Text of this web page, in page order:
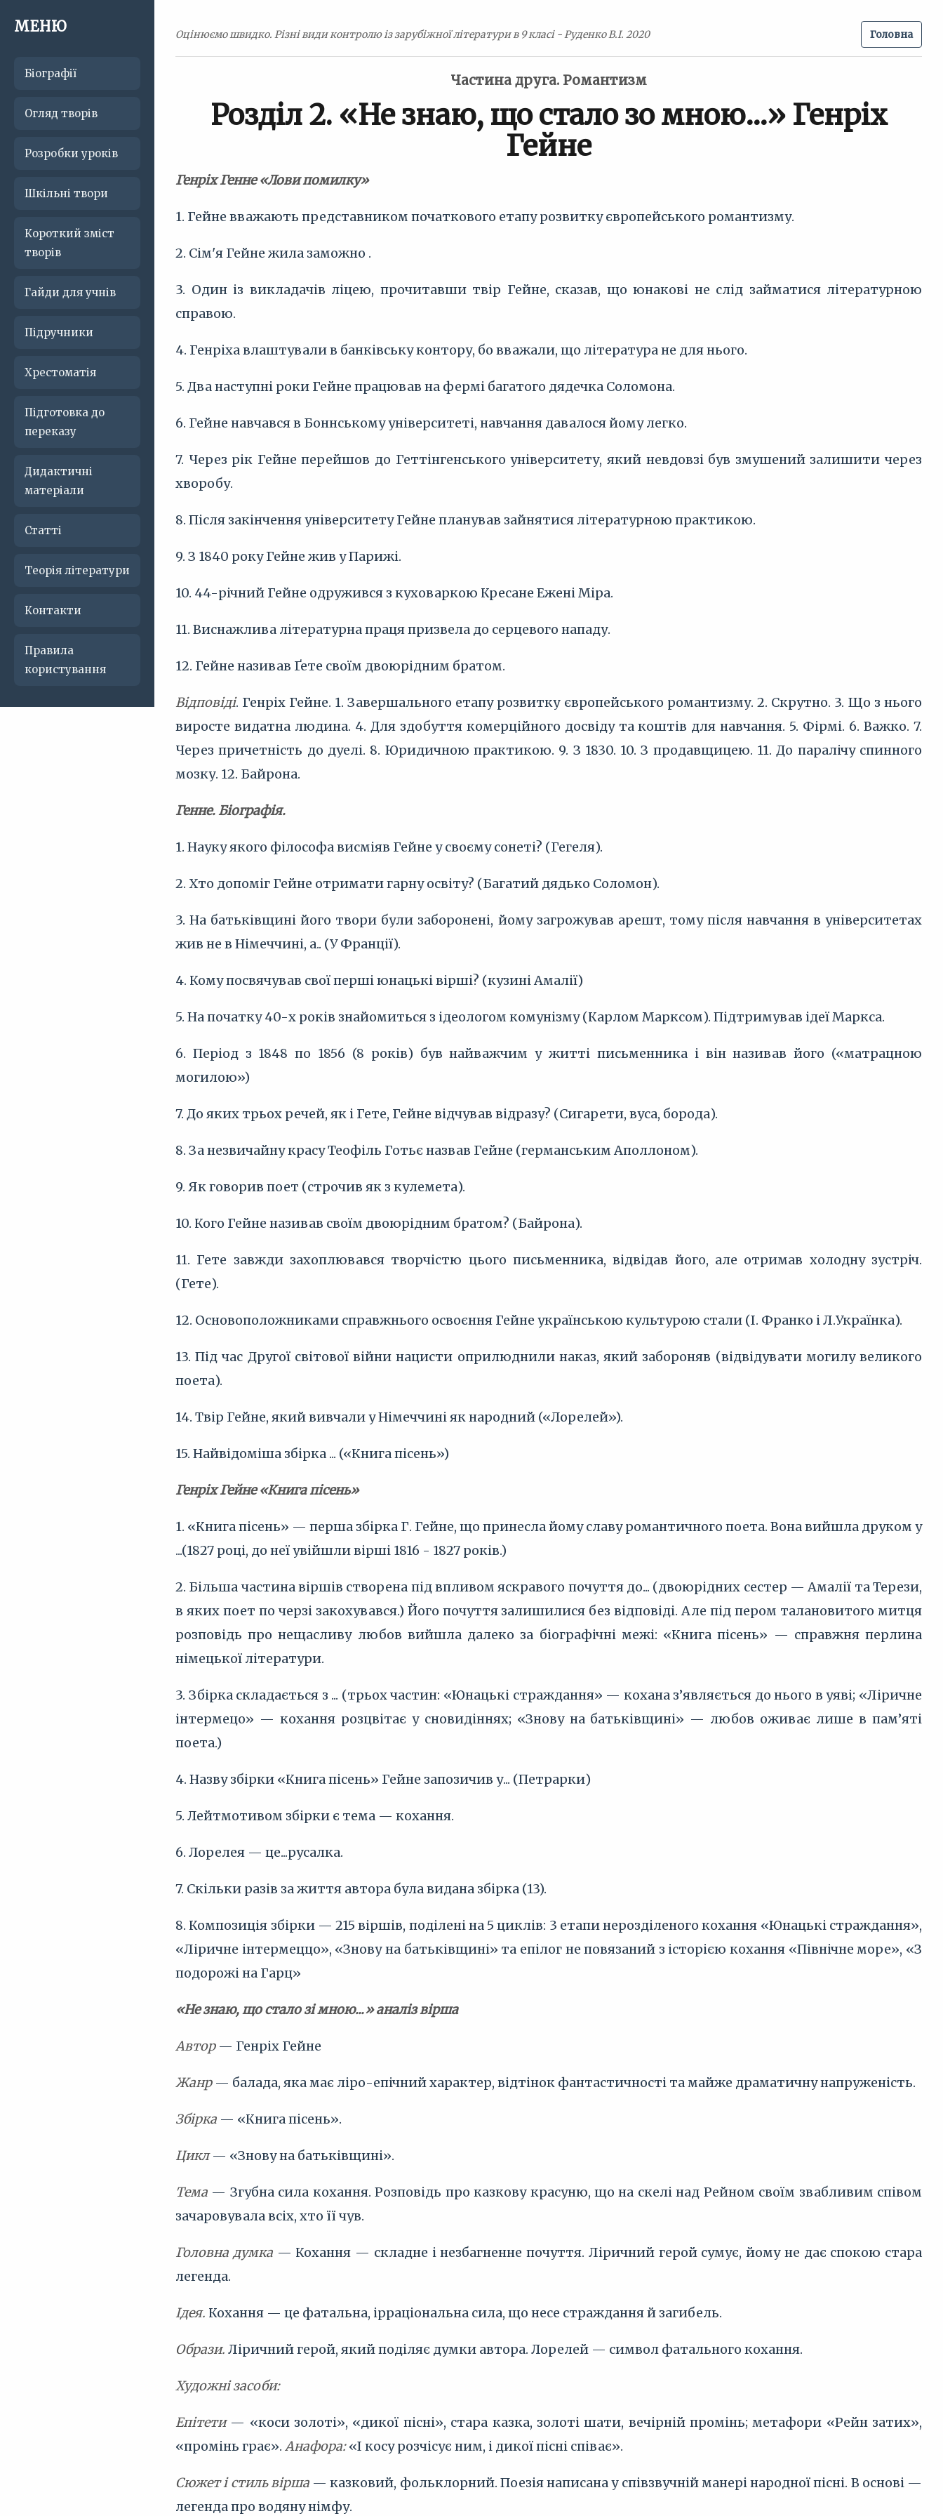
МЕНЮ
Біографії
Огляд творів
Розробки уроків
Шкільні твори
Короткий зміст
творів
Гайди для учнів
Підручники
Хрестоматія
Підготовка до
переказу
Дидактичні
матеріали
Статті
Теорія літератури
Контакти
Правила
користування
Оцінюємо швидко. Різні види контролю із зарубіжної літератури в 9 класі - Руденко В.І. 2020 Головна
Частина друга. Романтизм
Розділ 2. «Не знаю, що стало зо мною…» Генріх
Гейне
Генріх Генне «Лови помилку»
1. Гейне вважають представником початкового етапу розвитку європейського романтизму.
2. Сім'я Гейне жила заможно .
3. Один із викладачів ліцею, прочитавши твір Гейне, сказав, що юнакові не слід займатися літературною
справою.
4. Генріха влаштували в банківську контору, бо вважали, що література не для нього.
5. Два наступні роки Гейне працював на фермі багатого дядечка Соломона.
6. Гейне навчався в Боннському університеті, навчання давалося йому легко.
7. Через рік Гейне перейшов до Геттінгенського університету, який невдовзі був змушений залишити через
хворобу.
8. Після закінчення університету Гейне планував зайнятися літературною практикою.
9. З 1840 року Гейне жив у Парижі.
10. 44-річний Гейне одружився з куховаркою Кресане Ежені Міра.
11. Виснажлива літературна праця призвела до серцевого нападу.
12. Гейне називав Ґете своїм двоюрідним братом.
Відповіді. Генріх Гейне. 1. Завершального етапу розвитку європейського романтизму. 2. Скрутно. 3. Що з нього
виросте видатна людина. 4. Для здобуття комерційного досвіду та коштів для навчання. 5. Фірмі. 6. Важко. 7.
Через причетність до дуелі. 8. Юридичною практикою. 9. З 1830. 10. З продавщицею. 11. До паралічу спинного
мозку. 12. Байрона.
Генне. Біографія.
1. Науку якого філософа висміяв Гейне у своєму сонеті? (Гегеля).
2. Хто допоміг Гейне отримати гарну освіту? (Багатий дядько Соломон).
3. На батьківщині його твори були заборонені, йому загрожував арешт, тому після навчання в університетах
жив не в Німеччині, а.. (У Франції).
4. Кому посвячував свої перші юнацькі вірші? (кузині Амалії)
5. На початку 40-х років знайомиться з ідеологом комунізму (Карлом Марксом). Підтримував ідеї Маркса.
6. Період з 1848 по 1856 (8 років) був найважчим у житті письменника і він називав його («матрацною
могилою»)
7. До яких трьох речей, як і Гете, Гейне відчував відразу? (Сигарети, вуса, борода).
8. За незвичайну красу Теофіль Готьє назвав Гейне (германським Аполлоном).
9. Як говорив поет (строчив як з кулемета).
10. Кого Гейне називав своїм двоюрідним братом? (Байрона).
11. Гете завжди захоплювався творчістю цього письменника, відвідав його, але отримав холодну зустріч.
(Гете).
12. Основоположниками справжнього освоєння Гейне українською культурою стали (І. Франко і Л.Українка).
13. Під час Другої світової війни нацисти оприлюднили наказ, який забороняв (відвідувати могилу великого
поета).
14. Твір Гейне, який вивчали у Німеччині як народний («Лорелей»).
15. Найвідоміша збірка ... («Книга пісень»)
Генріх Гейне «Книга пісень»
1. «Книга пісень» — перша збірка Г. Гейне, що принесла йому славу романтичного поета. Вона вийшла друком у
...(1827 році, до неї увійшли вірші 1816 - 1827 років.)
2. Більша частина віршів створена під впливом яскравого почуття до... (двоюрідних сестер — Амалії та Терези,
в яких поет по черзі закохувався.) Його почуття залишилися без відповіді. Але під пером талановитого митця
розповідь про нещасливу любов вийшла далеко за біографічні межі: «Книга пісень» — справжня перлина
німецької літератури.
3. Збірка складається з ... (трьох частин: «Юнацькі страждання» — кохана з’являється до нього в уяві; «Ліричне
інтермецо» — кохання розцвітає у сновидіннях; «Знову на батьківщині» — любов оживає лише в пам’яті
поета.)
4. Назву збірки «Книга пісень» Гейне запозичив у... (Петрарки)
5. Лейтмотивом збірки є тема — кохання.
6. Лорелея — це...русалка.
7. Скільки разів за життя автора була видана збірка (13).
8. Композиція збірки — 215 віршів, поділені на 5 циклів: 3 етапи нерозділеного кохання «Юнацькі страждання»,
«Ліричне інтермеццо», «Знову на батьківщині» та епілог не повязаний з історією кохання «Північне море», «З
подорожі на Гарц»
«Не знаю, що стало зі мною...» аналіз вірша
Автор— Генріх Гейне
Жанр— балада, яка має ліро-епічний характер, відтінок фантастичності та майже драматичну напруженість.
Збірка — «Книга пісень».
Цикл— «Знову на батьківщині».
Тема — Згубна сила кохання. Розповідь про казкову красуню, що на скелі над Рейном своїм звабливим співом
зачаровувала всіх, хто її чув.
Головна думка— Кохання — складне і незбагненне почуття. Ліричний герой сумує, йому не дає спокою стара
легенда.
Ідея. Кохання — це фатальна, ірраціональна сила, що несе страждання й загибель.
Образи. Ліричний герой, який поділяє думки автора. Лорелей — символ фатального кохання.
Художні засоби:
Епітети— «коси золоті», «дикої пісні», стара казка, золоті шати, вечірній промінь; метафори «Рейн затих»,
«промінь грає». Анафора:«І косу розчісує ним, і дикої пісні співає».
Сюжет і стиль вірша — казковий, фольклорний. Поезія написана у співзвучній манері народної пісні. В основі —
легенда про водяну німфу.